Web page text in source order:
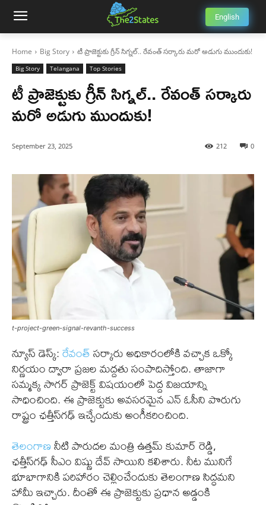
English
Home Big Story టీ ప్రాజెక్టుకు గ్రీన్ సిగ్నల్.. రేవంత్ సర్కారు మరో అడుగు ముందుకు!
Big Story Telangana Top Stories
టీ ప్రాజెక్టుకు గ్రీన్ సిగ్నల్.. రేవంత్ సర్కారు
మరో అడుగు ముందుకు!
September 23, 2025 0
212
t-project-green-signal-revanth-success
న్యూస్ డెస్క్:రేవంత్సర్కారు అధికారంలోకి వచ్చాక ఒక్కో
నిర్ణయం ద్వారా ప్రజల మద్దతు సంపాదిస్తోంది. తాజాగా
సమ్మక్క సాగర్ ప్రాజెక్ట్ విషయంలో పెద్ద విజయాన్ని
సాధించింది. ఈ ప్రాజెక్టుకు అవసరమైన ఎన్ ఓసీని పొరుగు
రాష్ట్రం ఛత్తీస్‌గఢ్ ఇచ్చేందుకు అంగీకరించింది.
తెలంగాణనీటి పారుదల మంత్రి ఉత్తమ్ కుమార్ రెడ్డి,
ఛత్తీస్‌గఢ్ సీఎం విష్ణు దేవ్ సాయిని కలిశారు. నీట మునిగే
భూభాగానికి పరిహారం చెల్లించేందుకు తెలంగాణ సిద్ధమని
హామీ ఇచ్చారు. దీంతో ఈ ప్రాజెక్టుకు ప్రధాన అడ్డంకి